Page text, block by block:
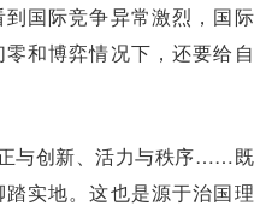
国际竞争异常激烈，国际
和博弈情况下，还要给自
与创新、活力与秩序……既
实地。这也是源于治国理